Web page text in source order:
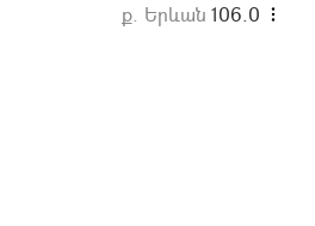
ք. Երևան 106.0